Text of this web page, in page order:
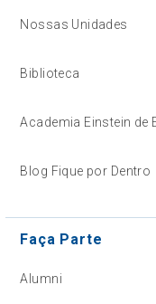
Nossas Unidades
Biblioteca
Academia Einstein de
Blog Fique por Dentro
Faça Parte
Alumni